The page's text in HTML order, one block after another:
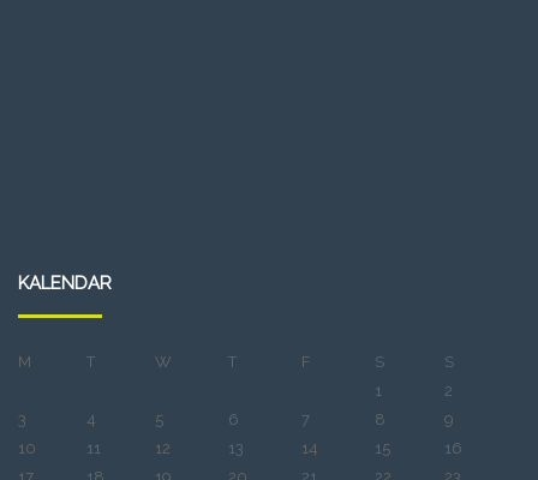
KALENDAR
M T W T F S
S
1
2
3
4 5 6 7 8
9
10
11 12 13 14 15
16